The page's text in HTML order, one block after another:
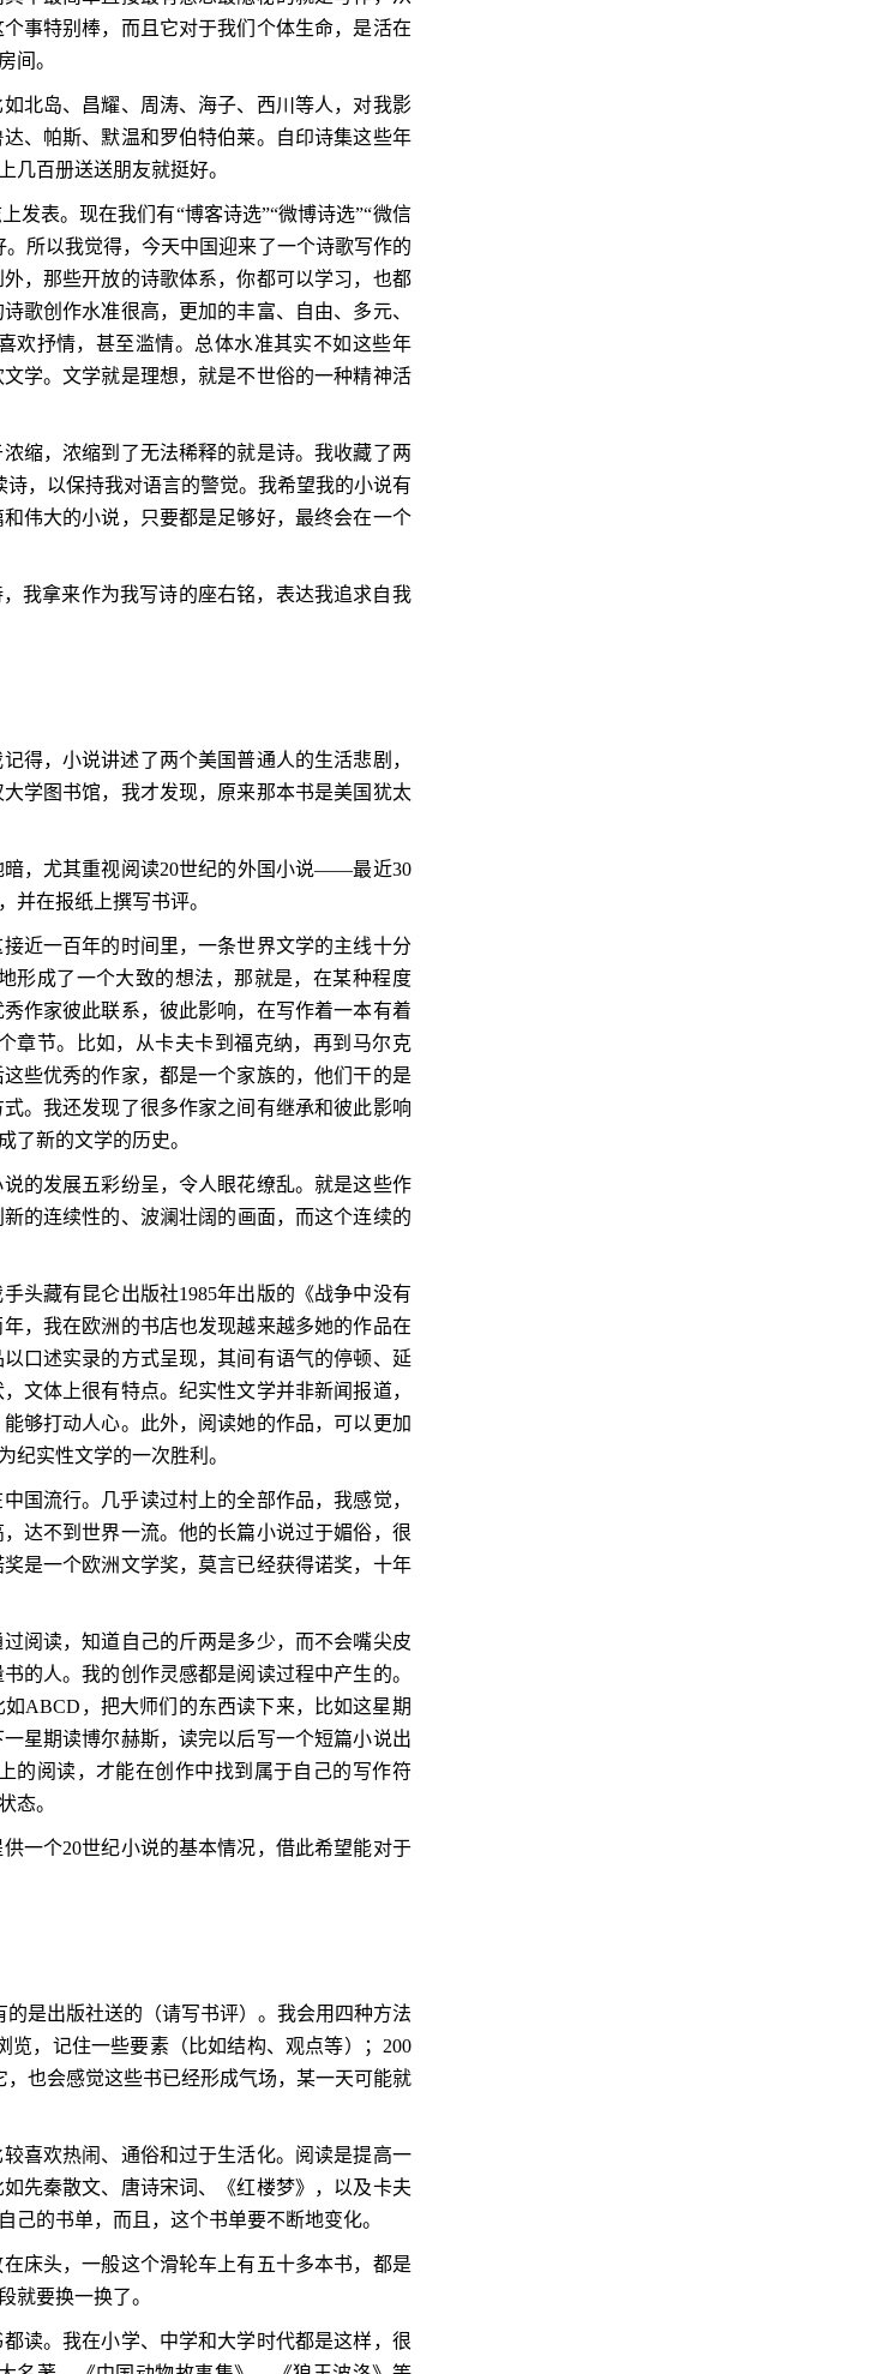
事特别棒，而且它对于我们个体生命，是活在
间。
北岛、昌耀、周涛、海子、西川等人，对我影
、帕斯、默温和罗伯特伯莱。自印诗集这些年
几百册送送朋友就挺好。
发表。现在我们有“博客诗选”“微博诗选”“微信
所以我觉得，今天中国迎来了一个诗歌写作的
，那些开放的诗歌体系，你都可以学习，也都
歌创作水准很高，更加的丰富、自由、多元、
欢抒情，甚至滥情。总体水准其实不如这些年
学。文学就是理想，就是不世俗的一种精神活
缩，浓缩到了无法稀释的就是诗。我收藏了两
，以保持我对语言的警觉。我希望我的小说有
伟大的小说，只要都是足够好，最终会在一个
我拿来作为我写诗的座右铭，表达我追求自我
得，小说讲述了两个美国普通人的生活悲剧，
学图书馆，我才发现，原来那本书是美国犹太
，尤其重视阅读20世纪的外国小说——最近30
并在报纸上撰写书评。
近一百年的时间里，一条世界文学的主线十分
形成了一个大致的想法，那就是，在某种程度
作家彼此联系，彼此影响，在写作着一本有着
章节。比如，从卡夫卡到福克纳，再到马尔克
些优秀的作家，都是一个家族的，他们干的是
。我还发现了很多作家之间有继承和彼此影响
了新的文学的历史。
的发展五彩纷呈，令人眼花缭乱。就是这些作
的连续性的、波澜壮阔的画面，而这个连续的
头藏有昆仑出版社1985年出版的《战争中没有
，我在欧洲的书店也发现越来越多她的作品在
口述实录的方式呈现，其间有语气的停顿、延
文体上很有特点。纪实性文学并非新闻报道，
够打动人心。此外，阅读她的作品，可以更加
纪实性文学的一次胜利。
国流行。几乎读过村上的全部作品，我感觉，
达不到世界一流。他的长篇小说过于媚俗，很
是一个欧洲文学奖，莫言已经获得诺奖，十年
阅读，知道自己的斤两是多少，而不会嘴尖皮
的人。我的创作灵感都是阅读过程中产生的。
如ABCD ，把大师们的东西读下来，比如这星期
星期读博尔赫斯，读完以后写一个短篇小说出
的阅读，才能在创作中找到属于自己的写作符
态。
一个20世纪小说的基本情况，借此希望能对于
是出版社送的（请写书评）。我会用四种方法
览，记住一些要素（比如结构、观点等）； 200
也会感觉这些书已经形成气场，某一天可能就
喜欢热闹、通俗和过于生活化。阅读是提高一
先秦散文、唐诗宋词、《红楼梦》，以及卡夫
的书单，而且，这个书单要不断地变化。
床头，一般这个滑轮车上有五十多本书，都是
就要换一换了。
读。我在小学、中学和大学时代都是这样，很